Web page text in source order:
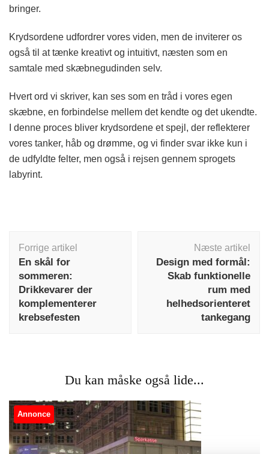
bringer.
Krydsordene udfordrer vores viden, men de inviterer os
også til at tænke kreativt og intuitivt, næsten som en
samtale med skæbnegudinden selv.
Hvert ord vi skriver, kan ses som en tråd i vores egen
skæbne, en forbindelse mellem det kendte og det ukendte.
I denne proces bliver krydsordene et spejl, der reflekterer
vores tanker, håb og drømme, og vi finder svar ikke kun i
de udfyldte felter, men også i rejsen gennem sprogets
labyrint.
Forrige artikel
En skål for
sommeren:
Drikkevarer der
komplementerer
krebsefesten
Næste artikel
Design med formål:
Skab funktionelle
rum med
helhedsorienteret
tankegang
Du kan måske også lide...
Annonce